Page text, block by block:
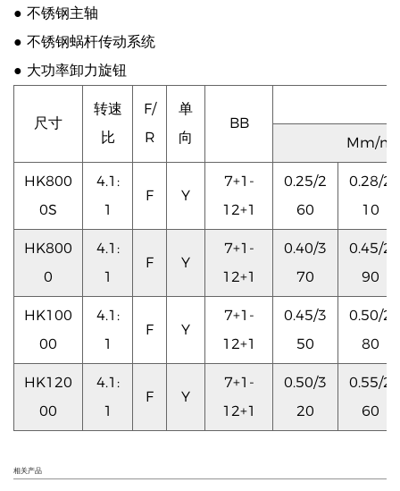
● 不锈钢主轴
● 不锈钢蜗杆传动系统
● 大功率卸力旋钮
尺寸
转速
比
F/
R
单
向
BB
Mm/m
HK800
0S
4.1:
1
F Y
7+1-
12+1
0.25/2
60
0.28/2
10
HK800
0
4.1:
1
F Y
7+1-
12+1
0.40/3
70
0.45/2
90
HK100
00
4.1:
1
F Y
7+1-
12+1
0.45/3
50
0.50/2
80
HK120
00
4.1:
1
F Y
7+1-
12+1
0.50/3
20
0.55/2
60
相关产品